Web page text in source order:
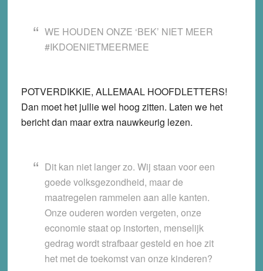
WE HOUDEN ONZE ‘BEK’ NIET MEER
#IKDOENIETMEERMEE
POTVERDIKKIE, ALLEMAAL HOOFDLETTERS!
Dan moet het jullie wel hoog zitten. Laten we het
bericht dan maar extra nauwkeurig lezen.
Dit kan niet langer zo. Wij staan voor een
goede volksgezondheid, maar de
maatregelen rammelen aan alle kanten.
Onze ouderen worden vergeten, onze
economie staat op instorten, menselijk
gedrag wordt strafbaar gesteld en hoe zit
het met de toekomst van onze kinderen?